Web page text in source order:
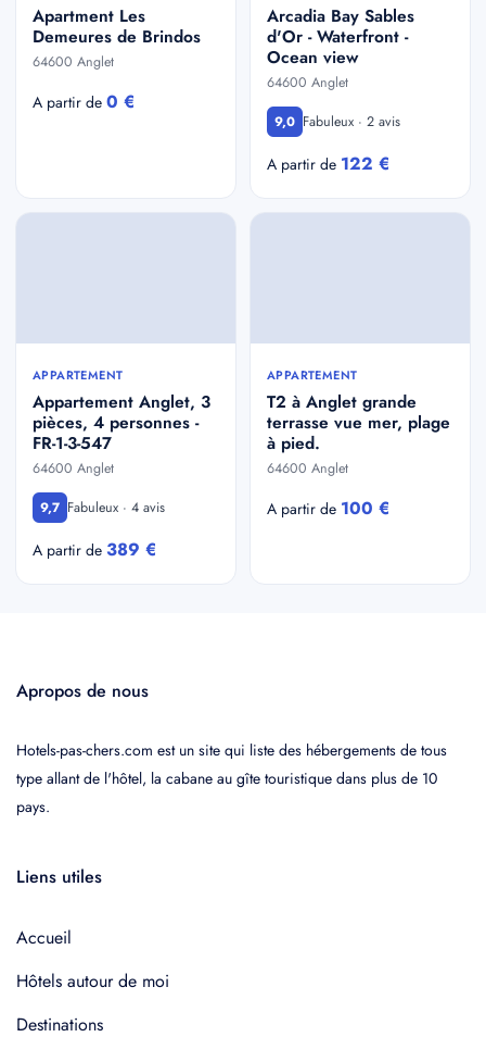
Apartment Les
Demeures de Brindos
64600 Anglet
A partir de 0 €
Arcadia Bay Sables
d'Or - Waterfront -
Ocean view
64600 Anglet
9,0 Fabuleux · 2 avis
A partir de 122 €
APPARTEMENT
Appartement Anglet, 3
pièces, 4 personnes -
FR-1-3-547
64600 Anglet
9,7 Fabuleux · 4 avis
A partir de 389 €
APPARTEMENT
T2 à Anglet grande
terrasse vue mer, plage
à pied.
64600 Anglet
A partir de 100 €
Apropos de nous
Hotels-pas-chers.com est un site qui liste des hébergements de tous
type allant de l'hôtel, la cabane au gîte touristique dans plus de 10
pays.
Liens utiles
Accueil
Hôtels autour de moi
Destinations